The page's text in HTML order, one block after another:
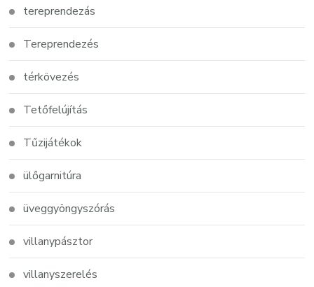
tereprendezás
Tereprendezés
térkövezés
Tetőfelújítás
Tűzijátékok
ülőgarnitúra
üveggyöngyszórás
villanypásztor
villanyszerelés